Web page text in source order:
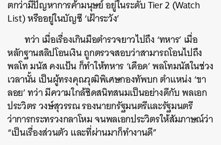
ตกว่ามีปัญหาการค้ามนุษย์ อยู่ในระดับ Tier 2 (Watch
List) หรืออยู่ในบัญชี ‘เฝ้าระวัง’
ทว่า เมื่อเรื่องเกินมือตำรวจยาวไปถึง ‘ทหาร’ เมื่อ
หลักฐานสลิปโอนเงิน ถูกตรวจสอบว่าสามารถโอนไปถึง
พลโท มนัส คงแป้น ก็ทำให้ทหาร ‘เดือด’ พลโทมนัสในช่วง
เวลานั้น เป็นผู้ทรงคุณวุฒิพิเศษกองทัพบก ตำแหน่ง ‘ขา
ลอย’ ทว่า มีความใกล้ชิดสนิทสนมเป็นอย่างดีกับ พลเอก
ประวิตร วงษ์สุวรรณ รองนายกรัฐมนตรีและรัฐมนตรี
ว่าการกระทรวงกลาโหม จนพลเอกประวิตรให้สัมภาษณ์ว่า
“เป็นเรื่องส่วนตัว และที่ผ่านมาก็ทำงานดี”